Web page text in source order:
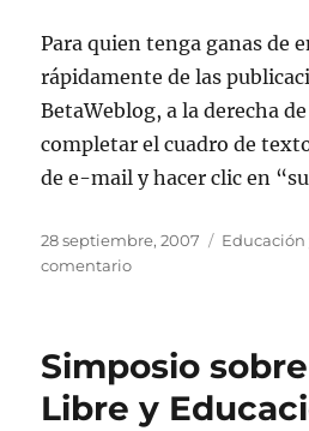
Para quien tenga ganas de
rápidamente de las
BetaWeblog, a la derecha
completar el cuadro de
de e-mail y hacer clic en
Publicado
el
28 septiembre, 2007 Categorías
comentarioen
por
mail
Simposio
Libre y